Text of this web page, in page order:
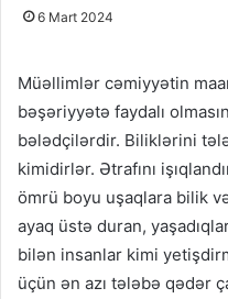
6 Mart 2024
Müəllimlər cəmiyyətin
bəşəriyyətə faydalı
bələdçilərdir. Biliklərini
kimidirlər. Ətrafını
ömrü boyu uşaqlara bilik
ayaq üstə duran,
bilən insanlar kimi
üçün ən azı tələbə qədər